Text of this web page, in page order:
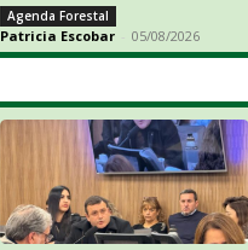
Agenda Forestal
Patricia Escobar - 05/08/2026